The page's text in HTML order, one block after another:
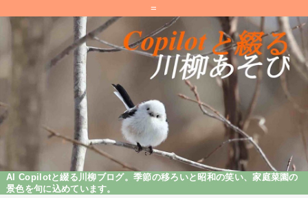
=
AI Copilotと綴る川柳ブログ。季節の移ろいと昭和の笑い、家庭菜園の
景色を句に込めています。